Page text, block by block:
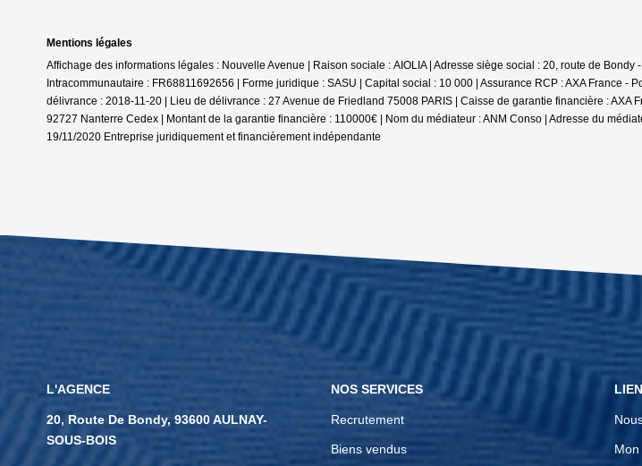
Mentions légales
Affichage des informations légales : Nouvelle Avenue | Raison sociale : AIOLIA | Adresse siège social : 20, route de
Intracommunautaire : FR68811692656 | Forme juridique : SASU | Capital social : 10 000 | Assurance RCP : AXA France -
délivrance : 2018-11-20 | Lieu de délivrance : 27 Avenue de Friedland 75008 PARIS | Caisse de garantie financière :
92727 Nanterre Cedex | Montant de la garantie financière : 110000€ | Nom du médiateur : ANM Conso | Adresse du
19/11/2020 Entreprise juridiquement et financièrement indépendante
L'AGENCE
20, Route De Bondy, 93600 AULNAY-
SOUS-BOIS
NOS SERVICES
Recrutement
Biens vendus